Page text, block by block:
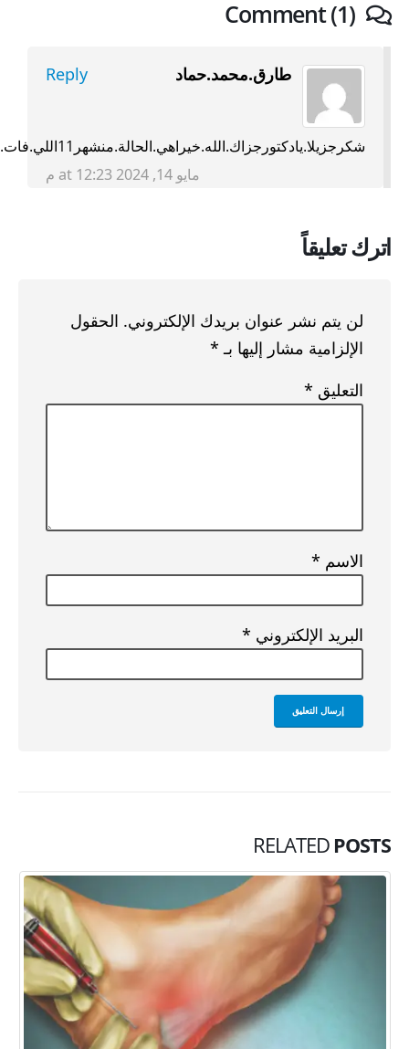
Comment (1)
طارق.محمد.حماد Reply
شكرجزيلا.يادكتورجزاك.الله.خيراهي.الحالة.منشهر11اللي.فات.وكانت.متابعة.مع.دكتورمواعيده.مش.منظمة.ان.شاء.الله.اجيلك.بالحالة.بالاشعات.كلهاان.شاء.الله.
مايو 14, 2024 at 12:23 م
اترك تعليقاً
لن يتم نشر عنوان بريدك الإلكتروني. الحقول
الإلزامية مشار إليها بـ *
التعليق *
الاسم *
البريد الإلكتروني *
RELATED POSTS